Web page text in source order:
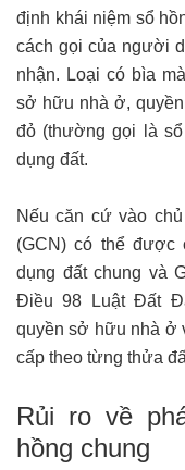
định khái niệm sổ
cách gọi của người
nhận. Loại có bìa
sở hữu nhà ở,
đỏ (thường gọi là
dụng đất.
Nếu căn cứ vào
(GCN) có thể được
dụng đất chung và
Điều 98 Luật Đất
quyền sở hữu nhà ở
cấp theo từng thửa
Rủi ro về
hồng chung